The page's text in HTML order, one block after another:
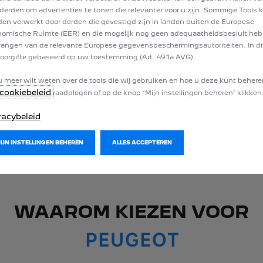
VOLGENDE
Gebaseerd op een typische dagelijkse afstand
de verbrandingsmotor voor langere ritten.
Door optimaal gebruik te maken van het opladen van de plug-in,
verlaag je de CO2-uitstoot en het brandstofverbruik
ONTDEK ONZE PLUG-IN HYBRID MODELLEN
,
WAAROM KIEZEN VOOR
PEUGEOT
om advertenties te tonen die relevanter voor u zijn. Sommige Tools
verwerkt door derden die gevestigd zijn in landen buiten de Europese
Ruimte (EER) en die mogelijk nog geen adequaatheidsbesluit
van de relevante Europese gegevensbeschermingsautoriteiten. In
gebaseerd op uw toestemming (Art. 49.1a AVG).
meer wilt weten over de tools die wij gebruiken en hoe u deze kunt
cookiebeleid raadplegen of op de knop ‘Mijn instellingen beheren’ klikken.
MIJN INSTELLINGEN BEHEREN ALLES ACCEPTEREN